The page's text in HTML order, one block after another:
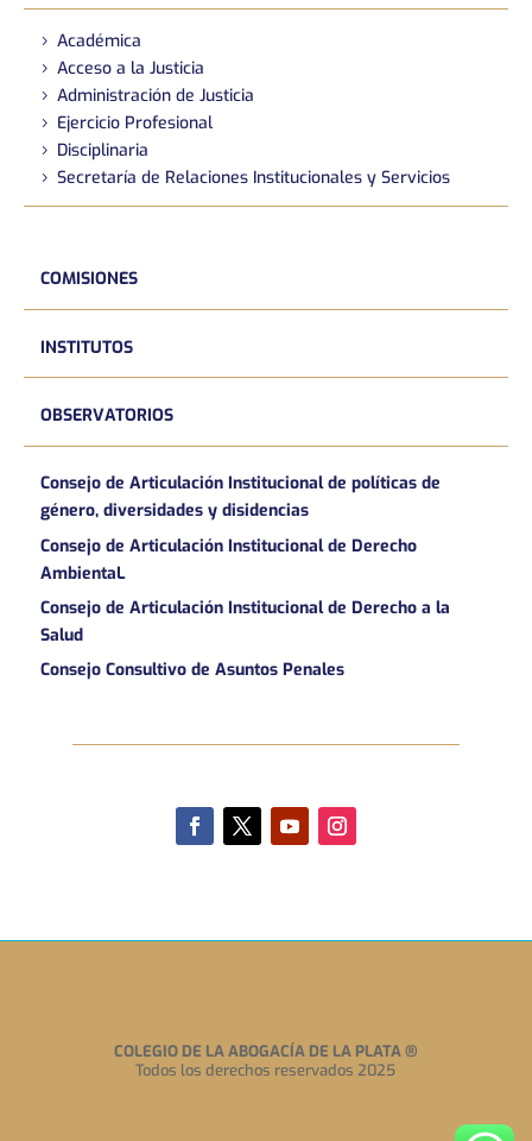
Académica
Acceso a la Justicia
Administración de Justicia
Ejercicio Profesional
Disciplinaria
Secretaría de Relaciones Institucionales y Servicios
COMISIONES
INSTITUTOS
OBSERVATORIOS
Consejo de Articulación Institucional de políticas de
género, diversidades y disidencias
Consejo de Articulación Institucional de Derecho
AmbientaL
Consejo de Articulación Institucional de Derecho a la
Salud
Consejo Consultivo de Asuntos Penales
COLEGIO DE LA ABOGACÍA DE LA PLATA®
Todos los derechos reservados 2025